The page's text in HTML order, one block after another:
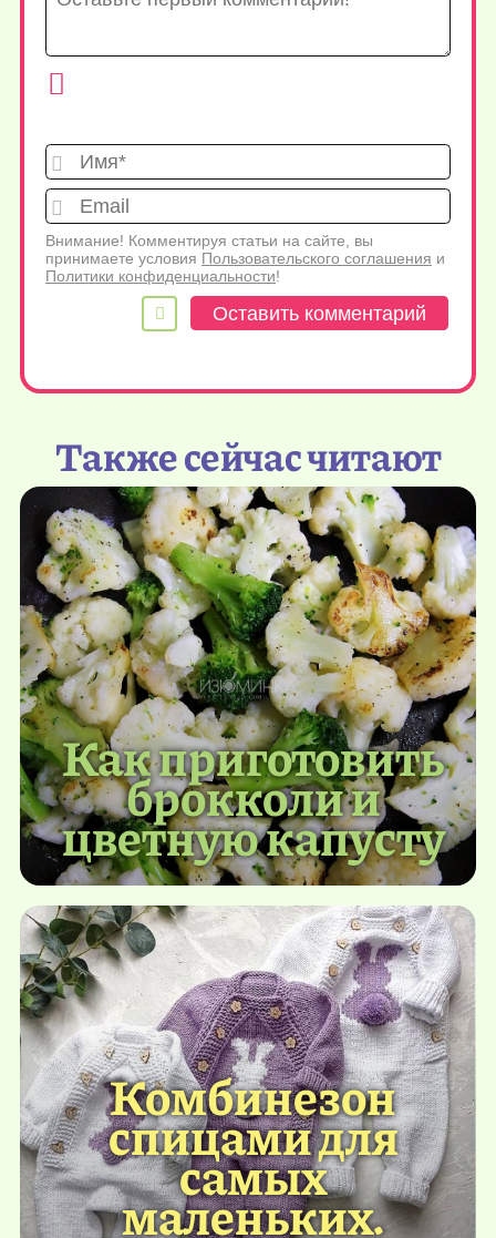
Имя*
Внимание! Комментируя статьи на сайте, вы
принимаете условия Пользовательского соглашения и
Политики конфиденциальности!
Также сейчас читают
Как приготовить
брокколи и
цветную капусту
Комбинезон
спицами для
самых
маленьких.